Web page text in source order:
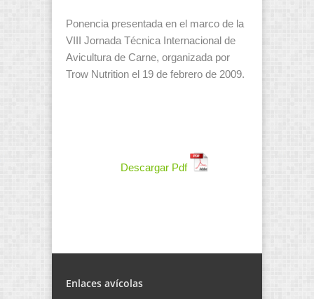
Ponencia presentada en el marco de la
VIII Jornada Técnica Internacional de
Avicultura de Carne, organizada por
Trow Nutrition el 19 de febrero de 2009.
Descargar Pdf
Enlaces avícolas